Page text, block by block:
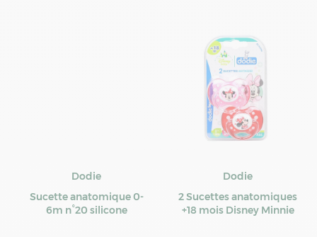
Dodie
Sucette anatomique 0-
6m n°20 silicone
Dodie
2 Sucettes anatomiques
+18 mois Disney Minnie